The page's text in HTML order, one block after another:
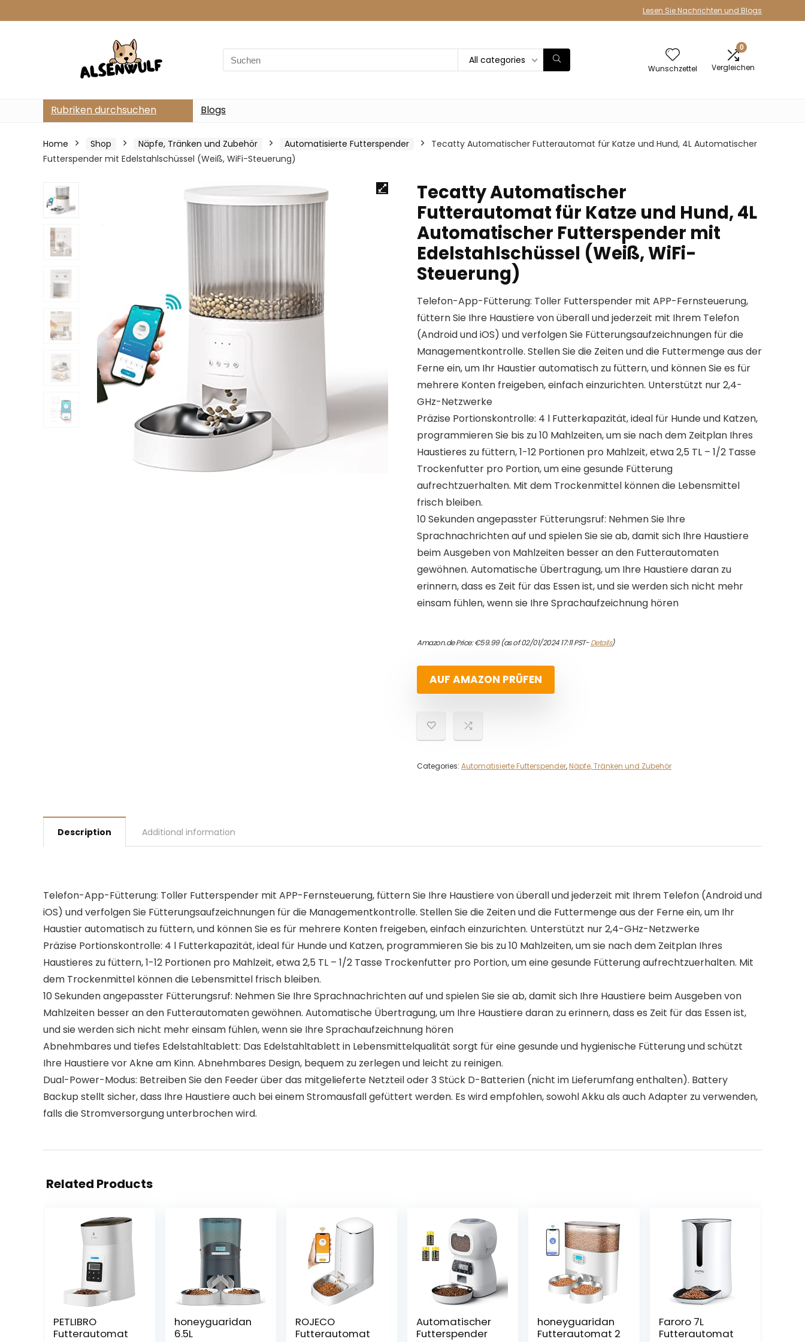
Lesen Sie Nachrichten und Blogs
Search
for:
All categories
Wunschzettel
0
Vergleichen
Rubriken durchsuchen Blogs
Home Shop Näpfe, Tränken und Zubehör Automatisierte Futterspender
Tecatty Automatischer Futterautomat für Katze und Hund, 4L Automatischer
Futterspender mit Edelstahlschüssel (Weiß, WiFi-Steuerung)
Tecatty Automatischer
Futterautomat für Katze und Hund, 4L
Automatischer Futterspender mit
Edelstahlschüssel (Weiß, WiFi-
Steuerung)
Telefon-App-Fütterung: Toller Futterspender mit APP-Fernsteuerung,
füttern Sie Ihre Haustiere von überall und jederzeit mit Ihrem Telefon
(Android und iOS) und verfolgen Sie Fütterungsaufzeichnungen für die
Managementkontrolle. Stellen Sie die Zeiten und die Futtermenge aus der
Ferne ein, um Ihr Haustier automatisch zu füttern, und können Sie es für
mehrere Konten freigeben, einfach einzurichten. Unterstützt nur 2,4-
GHz-Netzwerke
Präzise Portionskontrolle: 4 l Futterkapazität, ideal für Hunde und Katzen,
programmieren Sie bis zu 10 Mahlzeiten, um sie nach dem Zeitplan Ihres
Haustieres zu füttern, 1-12 Portionen pro Mahlzeit, etwa 2,5 TL – 1/2 Tasse
Trockenfutter pro Portion, um eine gesunde Fütterung
aufrechtzuerhalten. Mit dem Trockenmittel können die Lebensmittel
frisch bleiben.
10 Sekunden angepasster Fütterungsruf: Nehmen Sie Ihre
Sprachnachrichten auf und spielen Sie sie ab, damit sich Ihre Haustiere
beim Ausgeben von Mahlzeiten besser an den Futterautomaten
gewöhnen. Automatische Übertragung, um Ihre Haustiere daran zu
erinnern, dass es Zeit für das Essen ist, und sie werden sich nicht mehr
einsam fühlen, wenn sie Ihre Sprachaufzeichnung hören
Amazon.de Price:€59.99(as of 02/01/2024 17:11 PST-Details)
AUF AMAZON PRÜFEN
Categories: Automatisierte Futterspender,Näpfe, Tränken und Zubehör
Description Additional information
Telefon-App-Fütterung: Toller Futterspender mit APP-Fernsteuerung, füttern Sie Ihre Haustiere von überall und jederzeit mit Ihrem Telefon (Android und
iOS) und verfolgen Sie Fütterungsaufzeichnungen für die Managementkontrolle. Stellen Sie die Zeiten und die Futtermenge aus der Ferne ein, um Ihr
Haustier automatisch zu füttern, und können Sie es für mehrere Konten freigeben, einfach einzurichten. Unterstützt nur 2,4-GHz-Netzwerke
Präzise Portionskontrolle: 4 l Futterkapazität, ideal für Hunde und Katzen, programmieren Sie bis zu 10 Mahlzeiten, um sie nach dem Zeitplan Ihres
Haustieres zu füttern, 1-12 Portionen pro Mahlzeit, etwa 2,5 TL – 1/2 Tasse Trockenfutter pro Portion, um eine gesunde Fütterung aufrechtzuerhalten. Mit
dem Trockenmittel können die Lebensmittel frisch bleiben.
10 Sekunden angepasster Fütterungsruf: Nehmen Sie Ihre Sprachnachrichten auf und spielen Sie sie ab, damit sich Ihre Haustiere beim Ausgeben von
Mahlzeiten besser an den Futterautomaten gewöhnen. Automatische Übertragung, um Ihre Haustiere daran zu erinnern, dass es Zeit für das Essen ist,
und sie werden sich nicht mehr einsam fühlen, wenn sie Ihre Sprachaufzeichnung hören
Abnehmbares und tiefes Edelstahltablett: Das Edelstahltablett in Lebensmittelqualität sorgt für eine gesunde und hygienische Fütterung und schützt
Ihre Haustiere vor Akne am Kinn. Abnehmbares Design, bequem zu zerlegen und leicht zu reinigen.
Dual-Power-Modus: Betreiben Sie den Feeder über das mitgelieferte Netzteil oder 3 Stück D-Batterien (nicht im Lieferumfang enthalten). Battery
Backup stellt sicher, dass Ihre Haustiere auch bei einem Stromausfall gefüttert werden. Es wird empfohlen, sowohl Akku als auch Adapter zu verwenden,
falls die Stromversorgung unterbrochen wird.
Related Products
PETLIBRO
Futterautomat
honeyguaridan
6.5L
ROJECO
Futterautomat
Automatischer
Futterspender
honeyguaridan
Futterautomat 2
Faroro 7L
Futterautomat